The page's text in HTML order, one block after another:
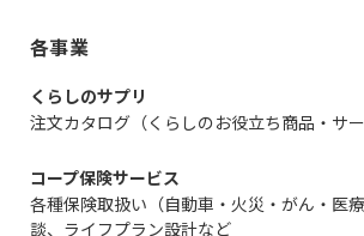
各事業
くらしのサプリ
注文カタログ（くらしのお役立ち商品・サー
コープ保険サービス
各種保険取扱い（自動車・火災・がん・医
談、ライフプラン設計など